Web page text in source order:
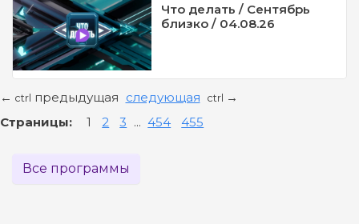
Что делать / Сентябрь
близко / 04.08.26
← ctrl предыдущая следующая ctrl →
Страницы: 1 2 3 ... 454 455
Все программы